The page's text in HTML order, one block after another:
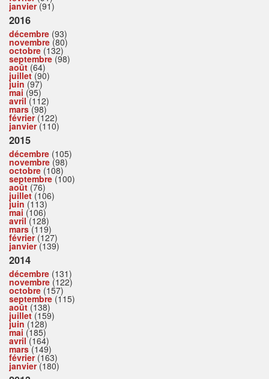
janvier(91)
2016
décembre (93)
novembre (80)
octobre (132)
septembre (98)
août (64)
juillet(90)
juin (97)
mai (95)
avril(112)
mars(98)
février(122)
janvier(110)
2015
décembre (105)
novembre (98)
octobre (108)
septembre (100)
août (76)
juillet(106)
juin (113)
mai (106)
avril(128)
mars(119)
février(127)
janvier(139)
2014
décembre (131)
novembre (122)
octobre (157)
septembre (115)
août (138)
juillet(159)
juin (128)
mai (185)
avril(164)
mars(149)
février(163)
janvier(180)